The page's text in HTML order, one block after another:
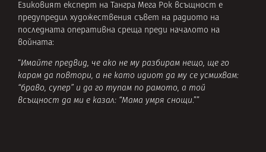
Езиковият експерт на Тангра Мега Рок всъщност е
предупредил художествения съвет на радиото на
последната оперативна среща преди началото на
войната:
“Имайте предвид, че ако не му разбирам нещо, ще го
карам да повтори, а не като идиот да му се усмихвам:
“браво, супер” и да го тупам по рамото, а той
всъщност да ми е казал: “Мама умря снощи.””